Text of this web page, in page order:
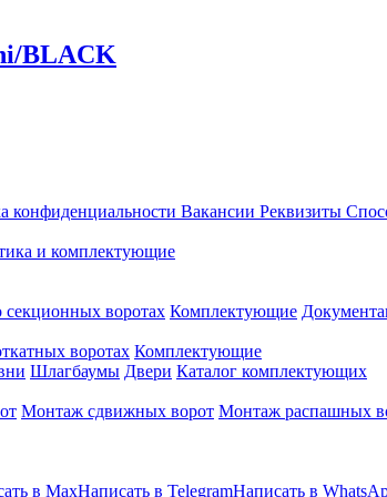
BLACK
конфиденциальности Вакансии Реквизиты
и комплектующие
воротах Комплектующие
воротах Комплектующие
Шлагбаумы Двери Каталог комплектующих
Монтаж сдвижных ворот Монтаж распашных
в MaxНаписать в TelegramНаписать в